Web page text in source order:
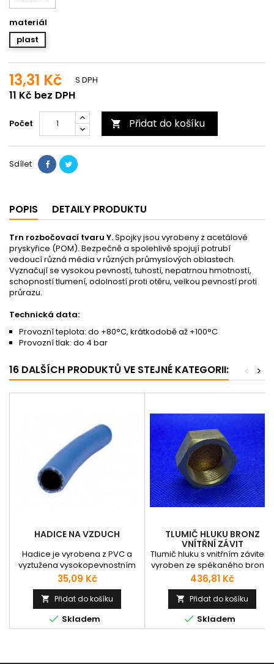
materiál
plast
13,31 Kč
11 Kč bez DPH
S DPH
Počet  Přidat do košíku
Sdílet
POPIS DETAILY PRODUKTU
Trn rozbočovací tvaru Y.Spojky jsou vyrobeny z acetálové
pryskyřice (POM). Bezpečně a spolehlivě spojují potrubí
vedoucí různá média v různých průmyslových oblastech.
Vyznačují se vysokou pevností, tuhostí, nepatrnou hmotností,
schopností tlumení, odolností proti otěru, velkou pevností proti
průrazu.
Technická data:
Provozní teplota: do +80°C, krátkodobě až +100°C
Provozní tlak: do 4 bar
16 DALŠÍCH PRODUKTŮ VE STEJNÉ KATEGORII: >
<
HADICE NA VZDUCH
Hadice je vyrobena z PVC a
vyztužena vysokopevnostním
polyesterovým vláknem.
Používá se pro vedení
stlačeného vzduchu 15 bar pro
kompresory, k pneu nářadí
apod. Hadice lehká, flexibilní,
pružná i při nižších teplotách, je
Cena
35,09 Kč
 Přidat do košíku
 Skladem
TLUMIČ HLUKU BRONZ
VNÍTŘNÍ ZÁVIT
Tlumič hluku s vnitřním závitem,
vyroben ze spékaného bronzu
a je určen pro snížení hlučnosti.
Používá se pro odvětrávací
otvory ventilů a rozvaděčů v
automatizační, měřící a
regulační technice.
Cena
436,81 Kč
 Přidat do košíku
 Skladem